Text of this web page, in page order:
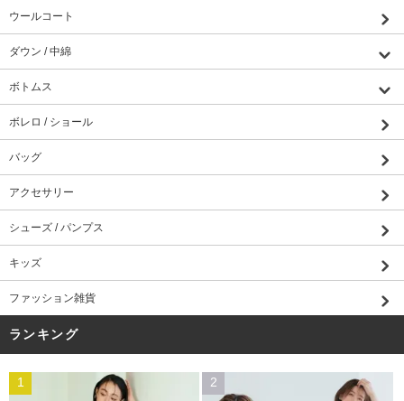
ウールコート
ダウン / 中綿
ボトムス
ボレロ / ショール
バッグ
アクセサリー
シューズ / パンプス
キッズ
ファッション雑貨
ランキング
1 2